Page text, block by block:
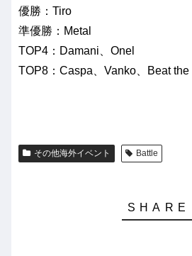
優勝：Tiro
準優勝：Metal
TOP4：Damani、Onel
TOP8：Caspa、Vanko、Beat
その他海外イベント Battle